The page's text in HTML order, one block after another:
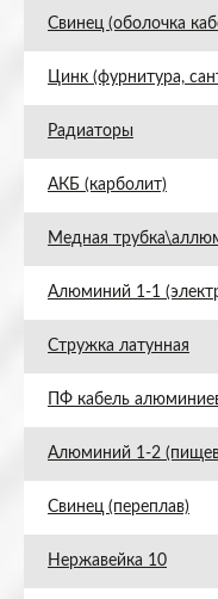
Свинец (оболочка
Цинк (фурнитура,
Радиаторы
АКБ (карболит)
Медная
Алюминий 1-1
Стружка латунная
ПФ кабель
Алюминий 1-2
Свинец (переплав)
Нержавейка 10